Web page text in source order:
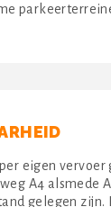
eigen
A4 alsmede
gelegen zijn.